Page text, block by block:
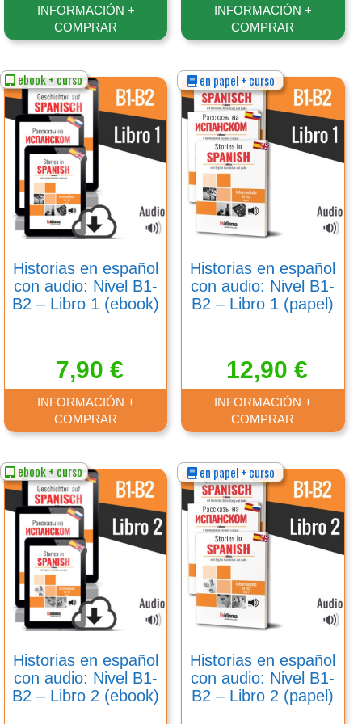
INFORMACIÓN +
COMPRAR
INFORMACIÓN +
COMPRAR
ebook + curso
Historias en español
con audio: Nivel B1-
B2 – Libro 1 (ebook)
7,90€
INFORMACIÓN +
COMPRAR
Este
producto
tiene
múltiples
variantes.
opciones
pueden
elegir
página
de
en papel + curso
Historias en español
con audio: Nivel B1-
B2 – Libro 1 (papel)
12,90 €
INFORMACIÓN +
COMPRAR
Este
producto
tiene
múltiples
variantes.
Las
opciones
se
pueden
elegir
página
de
ebook + curso
Historias en español
con audio: Nivel B1-
B2 – Libro 2 (ebook)
Este
producto
tiene
múltiples
variantes.
opciones
pueden
elegir
página
de
en papel + curso
Historias en español
con audio: Nivel B1-
B2 – Libro 2 (papel)
Este
producto
tiene
múltiples
variantes.
Las
opciones
se
pueden
elegir
página
de